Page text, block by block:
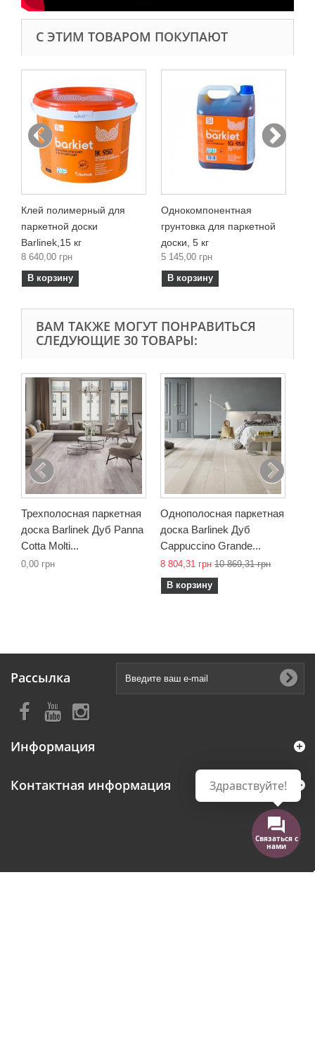
С ЭТИМ ТОВАРОМ ПОКУПАЮТ
Клей полимерный для
паркетной доски
Barlinek,15 кг
8 640,00 грн
В корзину
Однокомпонентная
грунтовка для паркетной
доски, 5 кг
5 145,00 грн
В корзину
ВАМ ТАКЖЕ МОГУТ ПОНРАВИТЬСЯ
СЛЕДУЮЩИЕ 30 ТОВАРЫ:
Трехполосная паркетная
доска Barlinek Дуб Panna
Cotta Molti...
0,00 грн
Однополосная паркетная
доска Barlinek Дуб
Cappuccino Grande...
8 804,31 грн 10 869,31 грн
В корзину
Рассылка
Информация
Контактная информация
Связаться с
нами
Здравствуйте!